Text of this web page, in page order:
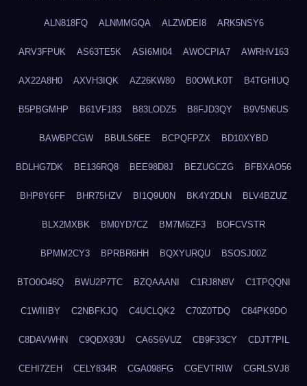
ALN818FQ ALNMMGQA ALZWDEI8 ARK5NSY6
ARV3FPUK AS63TE5K ASI6MI04 AWOCPIA7 AWRHV163
AX22A8H0 AXVH3IQK AZ26KW80 B0OWLK0T B4TGHIUQ
B5PBGMHP B61VF183 B83LODZ5 B8FJD3QY B9V5N6US
BAWBPCGW BBULS6EE BCPQFPZX BD10XYBD
BDLHG7DK BE136RQ8 BEE98D8J BEZUGCZG BFBXAO56
BHP8Y6FF BHR75HZV BI1Q9U0N BK4Y2DLN BLV4BZUZ
BLX2MXBK BM0YD7CZ BM7M6ZF3 BOFCVSTR
BPMM2CY3 BPRBR6HH BQXYURQU BSOSJ00Z
BTO0O46Q BWU2P7TC BZQAAANI C1RJ8N9V C1TPQQNI
C1WIIIBY C2NBFKJQ C4UCLQK2 C70Z0TDQ C84PK9DO
C8DAVWHN C9QDX93U CA6S6VUZ CB9F33CY CDJT7PIL
CEHI7ZEH CELY834R CGA098FG CGEVTRIW CGRLSVJ8